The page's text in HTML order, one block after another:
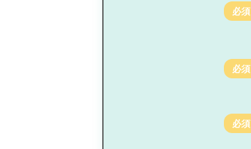
必須
必須
必須